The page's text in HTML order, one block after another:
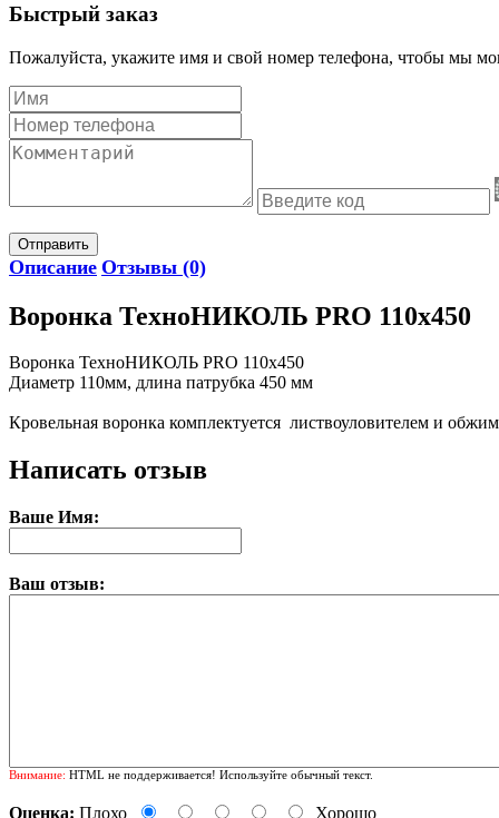
Быстрый заказ
Пожалуйста, укажите имя и свой номер телефона, чтобы мы
Отправить
Описание Отзывы (0)
Воронка ТехноНИКОЛЬ PRO 110x450
Воронка ТехноНИКОЛЬ PRO 110x450
Диаметр 110мм, длина патрубка 450 мм
Кровельная воронка комплектуется листвоуловителем и
Написать отзыв
Ваше Имя:
Ваш отзыв:
Внимание: HTML не поддерживается! Используйте обычный текст.
Оценка: Плохо Хорошо